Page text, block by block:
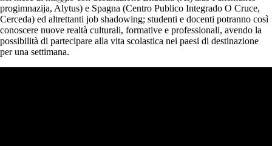
progimnazija, Alytus) e Spagna (Centro Publico Integrado O Cruce,
Cerceda) ed altrettanti job shadowing; studenti e docenti potranno così
conoscere nuove realtà culturali, formative e professionali, avendo la
possibilità di partecipare alla vita scolastica nei paesi di destinazione
per una settimana.